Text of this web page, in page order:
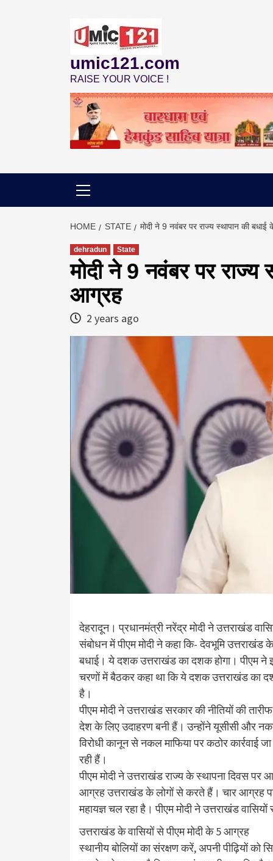
umic121.com
RAISE YOUR VOICE !
HOME STATE मोदी ने 9 नवंबर पर राज्य स्थापान की
dehradun State
मोदी ने 9 नवंबर पर
आग्रह
2 years ago
देहरादून। प्रधानमंत्री नरेंद्र मोदी ने उत्तराखंड
संबोधन में पीएम मोदी ने कहा कि- देवभूमि
बधाई। ये दशक उत्तराखंड का दशक होगा। पीएम ने
चरणों में बैठकर कहा था कि ये दशक उत्तराखंड का
है।
पीएम मोदी ने उत्तराखंड सरकार की नीतियों की
देश के लिए उदाहरण बनी हैं। उन्होंने यूसीसी और
विरोधी कानून से नकल माफिया पर कठोर कार्रवाई
रही हैं।
पीएम मोदी ने उत्तराखंड राज्य के स्थापना दिवस
आग्रह उत्तराखंड के लोगों से करते हैं। चार आग्रह
महायज्ञ चल रहा है। पीएम मोदी ने उत्तराखंड
उत्तराखंड के वासियों से पीएम मोदी के 5 आग्रह
स्थानीय बोलियों का संरक्षण करें, अपनी पीढ़ियों को